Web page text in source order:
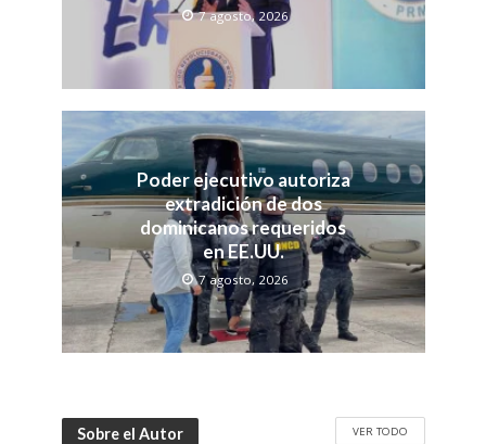
7 agosto, 2026
Poder ejecutivo autoriza
extradición de dos
dominicanos requeridos
en EE.UU.
7 agosto, 2026
Sobre el Autor VER TODO